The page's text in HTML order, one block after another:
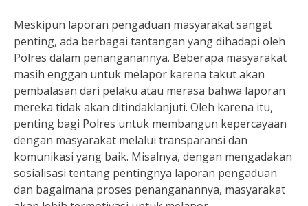
Meskipun laporan pengaduan masyarakat sangat
penting, ada berbagai tantangan yang dihadapi oleh
Polres dalam penanganannya. Beberapa masyarakat
masih enggan untuk melapor karena takut akan
pembalasan dari pelaku atau merasa bahwa laporan
mereka tidak akan ditindaklanjuti. Oleh karena itu,
penting bagi Polres untuk membangun kepercayaan
dengan masyarakat melalui transparansi dan
komunikasi yang baik. Misalnya, dengan mengadakan
sosialisasi tentang pentingnya laporan pengaduan
dan bagaimana proses penanganannya, masyarakat